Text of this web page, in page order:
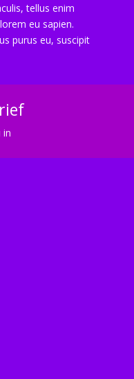
tellus enim
eu sapien.
purus eu, suscipit
in